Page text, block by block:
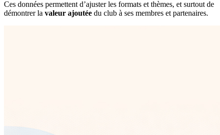
Ces données permettent d’ajuster les formats et thèmes, et surtout de
démontrer la valeur ajoutée du club à ses membres et partenaires.